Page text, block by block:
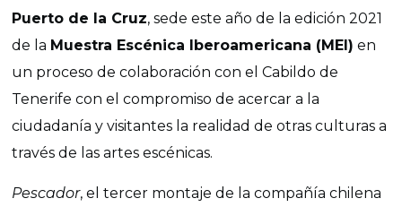
Puerto de la Cruz, sede este año de la edición 2021
de la Muestra Escénica Iberoamericana (MEI) en
un proceso de colaboración con el Cabildo de
Tenerife con el compromiso de acercar a la
ciudadanía y visitantes la realidad de otras culturas a
través de las artes escénicas.
Pescador, el tercer montaje de la compañía chilena